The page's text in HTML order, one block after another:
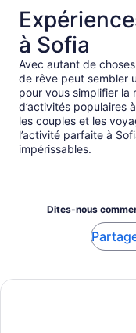
à Sofia
Avec autant de
de rêve peut sembler
pour vous simplifier la
d’activités populaires
les couples et les
l’activité parfaite à
impérissables.
Dites-nous